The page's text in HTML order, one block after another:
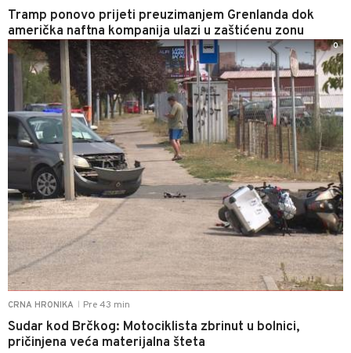
Tramp ponovo prijeti preuzimanjem Grenlanda dok
američka naftna kompanija ulazi u zaštićenu zonu
CRNA HRONIKA Pre 43 min
Sudar kod Brčkog: Motociklista zbrinut u bolnici,
pričinjena veća materijalna šteta
0